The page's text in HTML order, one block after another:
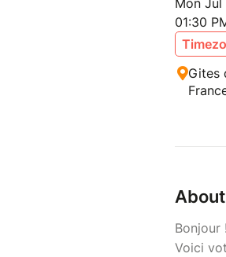
Mon
01:30
Gites
About
Bonjour !
Voici